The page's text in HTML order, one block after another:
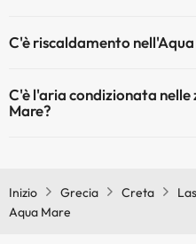
C'è riscaldamento
C'è l'aria condizionata nelle
Mare?
Inizio Grecia Creta
Aqua Mare